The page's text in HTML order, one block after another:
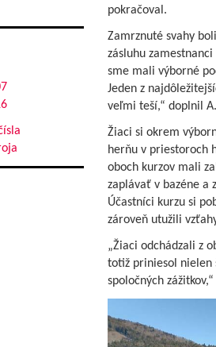
pokračoval.
Zamrznuté svahy
zásluhu
sme mali výborné
Jeden z
veľmi teší,“ doplnil
Žiaci si okrem
herňu v priestoroch
oboch kurzov mali
zaplávať v bazéne a
Účastníci kurzu si
zároveň utužili
„Žiaci odchádzali z
totiž priniesol nielen
spoločných